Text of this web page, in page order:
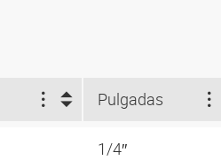
Pulgadas
1/4″